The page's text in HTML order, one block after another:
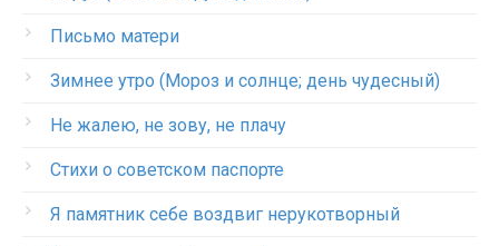
Письмо матери
Зимнее утро (Мороз и солнце; день чудесный)
Не жалею, не зову, не плачу
Стихи о советском паспорте
Я памятник себе воздвиг нерукотворный